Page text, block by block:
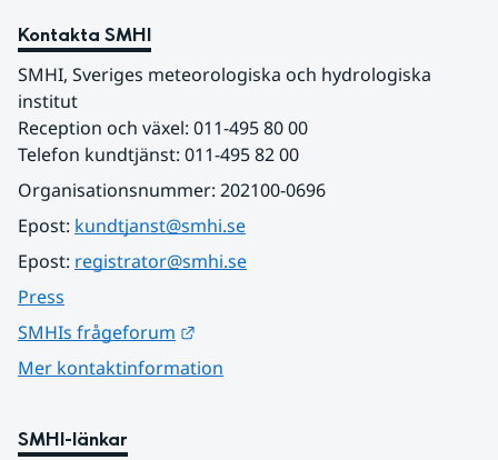
Kontakta SMHI
SMHI, Sveriges meteorologiska och hydrologiska
institut
Reception och växel: 011-495 80 00
Telefon kundtjänst: 011-495 82 00
Organisationsnummer: 202100-0696
Epost: kundtjanst@smhi.se
Epost: registrator@smhi.se
Press
SMHIs frågeforum
Mer kontaktinformation
SMHI-länkar